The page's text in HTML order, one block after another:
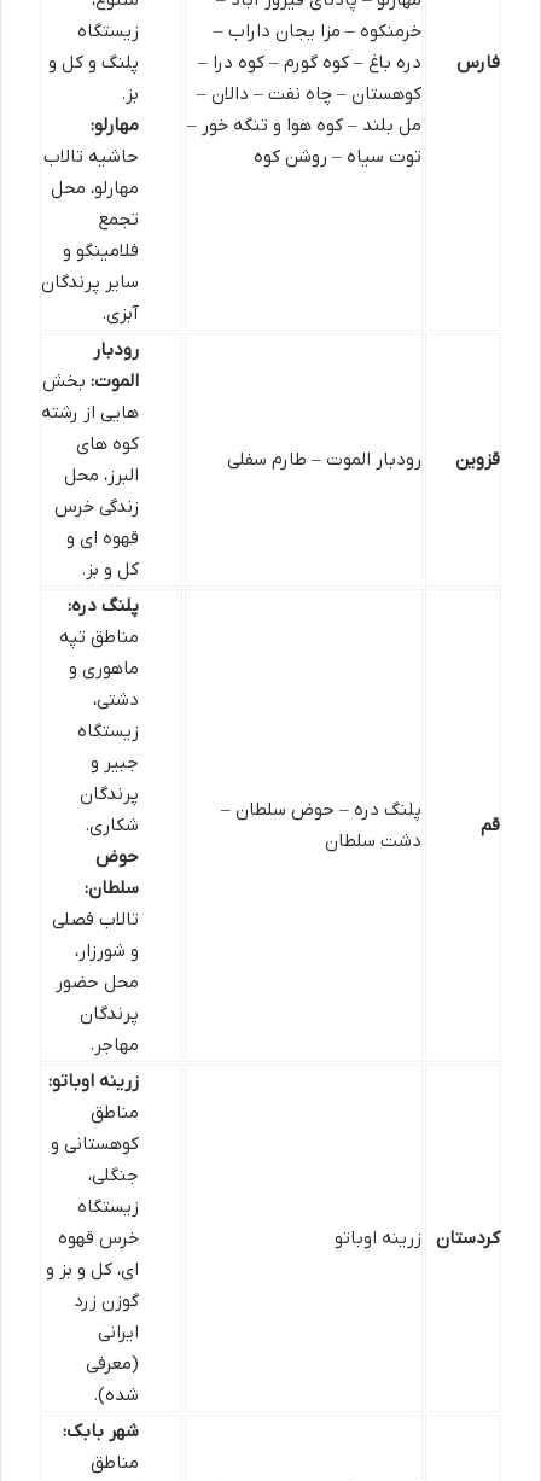
فارس
خرمنکوه – مزا یجان داراب –
دره باغ – کوه گورم – کوه درا –
کوهستان – چاه نفت – دالان –
مل بلند – کوه هوا و تنگه خور –
توت سیاه – روشن کوه
زیستگاه
پلنگ و کل و
بز.
مهارلو:
حاشیه تالاب
مهارلو، محل
تجمع
فلامینگو و
سایر پرندگان
آبزی.
قزوین رودبار الموت – طارم سفلی
رودبار
الموت: بخش
هایی از رشته
کوه های
البرز، محل
زندگی خرس
قهوه ای و
کل و بز.
قم
پلنگ دره – حوض سلطان –
دشت سلطان
پلنگ دره:
مناطق تپه
ماهوری و
دشتی،
زیستگاه
جبیر و
پرندگان
شکاری.
حوض
سلطان:
تالاب فصلی
و شورزار،
محل حضور
پرندگان
مهاجر.
کردستان زرینه اوباتو
زرینه اوباتو:
مناطق
کوهستانی و
جنگلی،
زیستگاه
خرس قهوه
ای، کل و بز و
گوزن زرد
ایرانی
(معرفی
شده).
شهر بابک:
مناطق